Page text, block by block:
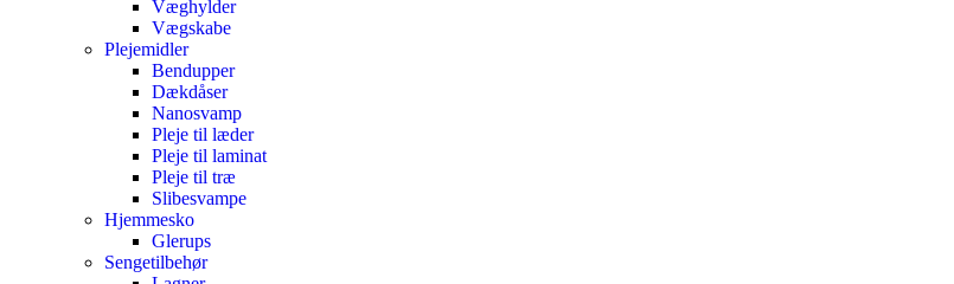
Væghylder
Vægskabe
Plejemidler
Bendupper
Dækdåser
Nanosvamp
Pleje til læder
Pleje til laminat
Pleje til træ
Slibesvampe
Hjemmesko
Glerups
Sengetilbehør